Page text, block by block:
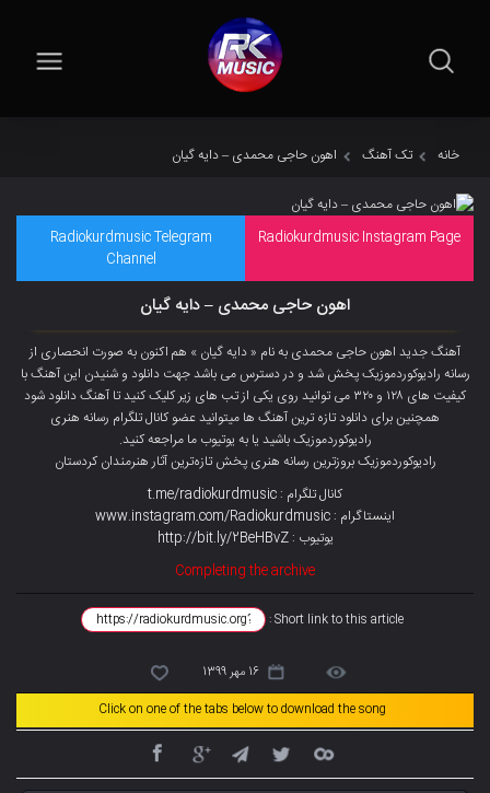
خانه تک آهنگ اهون حاجی محمدی – دایه گیان
Radiokurdmusic Instagram Page
Radiokurdmusic Telegram
Channel
اهون حاجی محمدی – دایه گیان
آهنگ جدید اهون حاجی محمدی به نام « دایه گیان » هم اکنون به صورت انحصاری از
رسانه رادیوکوردموزیک پخش شد و در دسترس می باشد جهت دانلود و شنیدن این آهنگ با
کیفیت های ۱۲۸ و ۳۲۰ می توانید روی یکی از تب های زیر کلیک کنید تا آهنگ دانلود شود
همچنین برای دانلود تازه ترین آهنگ ها میتوانید عضو کانال تلگرام رسانه هنری
رادیوکوردموزیک باشید یا به یوتیوب ما مراجعه کنید.
رادیوکوردموزیک بروزترین رسانه هنری پخش تازەترین آثار هنرمندان کردستان
کانال تلگرام : t.me/radiokurdmusic
اینستاگرام : www.instagram.com/Radiokurdmusic
یوتیوب : http://bit.ly/2BeHBvZ
Completing the archive
Short link to this article :
16 مهر 1399
Click on one of the tabs below to download the song